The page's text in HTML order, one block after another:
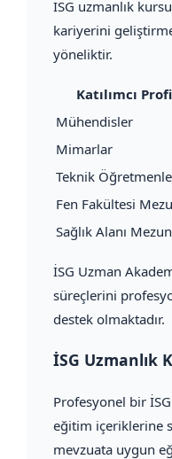
İSG uzmanlık
kariyerini
yöneliktir.
Katılımcı
Mühendisler
Mimarlar
Teknik
Fen Fakültesi
Sağlık Alanı
İSG Uzman
süreçlerini
destek olmaktadır.
İSG Uzmanlık
Profesyonel bir
eğitim içeriklerine
mevzuata uygun